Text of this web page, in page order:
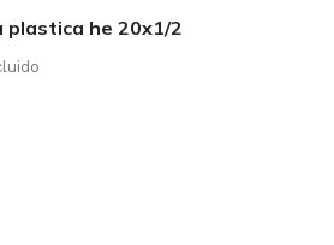
plastica he 20x1/2